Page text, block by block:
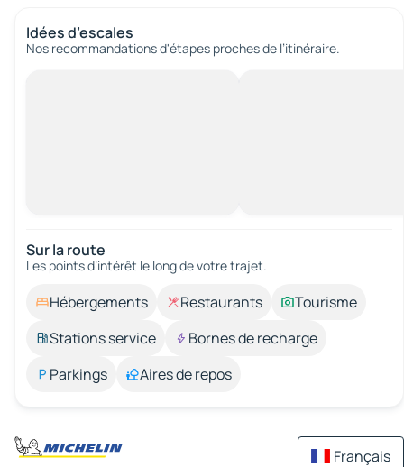
Idées d’escales
Nos recommandations d'étapes proches de l’itinéraire.
Sur la route
Les points d’intérêt le long de votre trajet.
Hébergements Restaurants
Tourisme
Stations service
Bornes de recharge
Parkings
Aires de repos
Français